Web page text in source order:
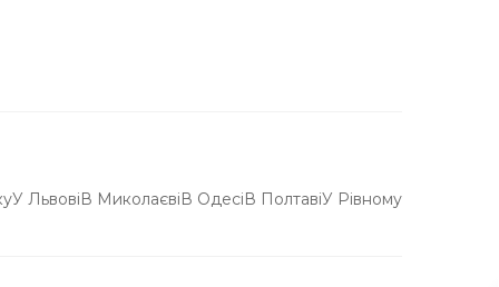
У ЛьвовіВ МиколаєвіВ ОдесіВ ПолтавіУ Рівному